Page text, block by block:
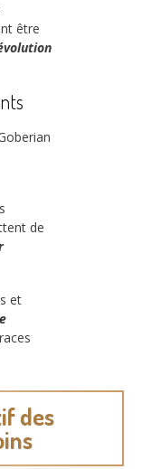
être
de
et
des